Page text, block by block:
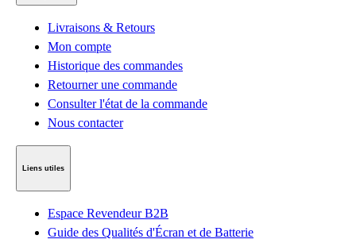
Livraisons & Retours
Mon compte
Historique des commandes
Retourner une commande
Consulter l'état de la commande
Nous contacter
Liens utiles
Espace Revendeur B2B
Guide des Qualités d'Écran et de Batterie